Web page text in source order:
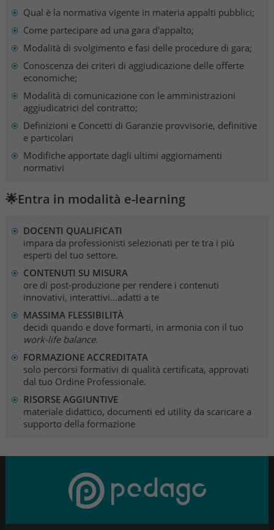
Qual è la normativa vigente in materia appalti pubblici;
Come partecipare ad una gara d'appalto;
Modalità di svolgimento e fasi delle procedure di gara;
Conoscenza dei criteri di aggiudicazione delle offerte
economiche;
Modalità di comunicazione con le amministrazioni
aggiudicatrici del contratto;
Definizioni e Concetti di Garanzie provvisorie, definitive
e particolari
Modifiche apportate dagli ultimi aggiornamenti
normativi
🌟Entra in modalità e-learning
DOCENTI QUALIFICATI
impara da professionisti selezionati per te tra i più
esperti del tuo settore.
CONTENUTI SU MISURA
ore di post-produzione per rendere i contenuti
innovativi, interattivi...adatti a te
MASSIMA FLESSIBILITÀ
decidi quando e dove formarti, in armonia con il tuo
work-life balance.
FORMAZIONE ACCREDITATA
solo percorsi formativi di qualità certificata, approvati
dal tuo Ordine Professionale.
RISORSE AGGIUNTIVE
materiale didattico, documenti ed utility da scaricare a
supporto della formazione